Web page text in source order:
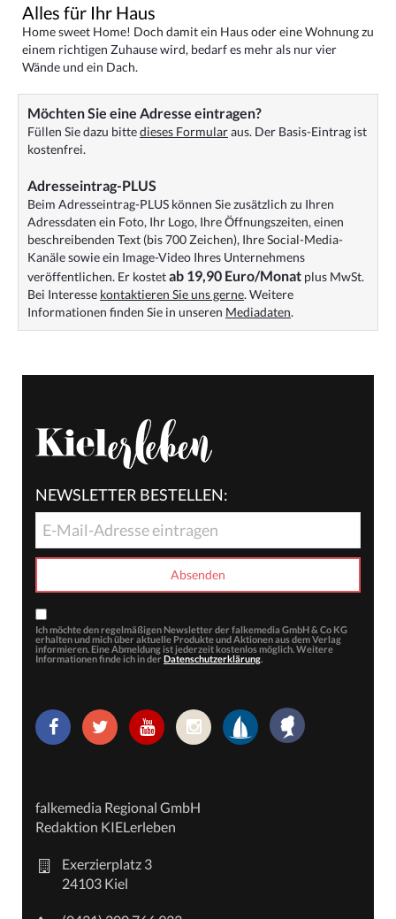
Alles für Ihr Haus
Home sweet Home! Doch damit ein Haus oder eine Wohnung zu
einem richtigen Zuhause wird, bedarf es mehr als nur vier
Wände und ein Dach.
Möchten Sie eine Adresse eintragen?
Füllen Sie dazu bittedieses Formularaus. Der Basis-Eintrag ist
kostenfrei.
Adresseintrag-PLUS
Beim Adresseintrag-PLUS können Sie zusätzlich zu Ihren
Adressdaten ein Foto, Ihr Logo, Ihre Öffnungszeiten, einen
beschreibenden Text (bis 700 Zeichen), Ihre Social-Media-
Kanäle sowie ein Image-Video Ihres Unternehmens
veröffentlichen. Er kostetab 19,90 Euro/Monat plus MwSt.
Bei Interesse kontaktieren Sie uns gerne. Weitere
Informationen finden Sie in unseren Mediadaten.
NEWSLETTER BESTELLEN:
Ich möchte den regelmäßigen Newsletter der falkemedia GmbH & Co KG
erhalten und mich über aktuelle Produkte und Aktionen aus dem Verlag
informieren. Eine Abmeldung ist jederzeit kostenlos möglich. Weitere
Informationen finde ich in der Datenschutzerklärung.
falkemedia Regional GmbH
Redaktion KIELerleben
Exerzierplatz 3
24103 Kiel